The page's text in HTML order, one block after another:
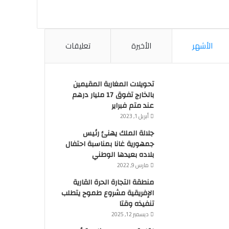
الأشهر الأخيرة تعليقات
تحويلات المغاربة المقيمين
بالخارج تفوق 17 مليار درهم
عند متم فبراير
أبريل 1, 2023
جلالة الملك يهنئ رئيس
جمهورية غانا بمناسبة احتفال
بلاده بعيدها الوطني
مارس 9, 2022
منطقة التجارة الحرة القارية
الإفريقية مشروع طموح يتطلب
تنفيذه وقتا
ديسمبر 12, 2025